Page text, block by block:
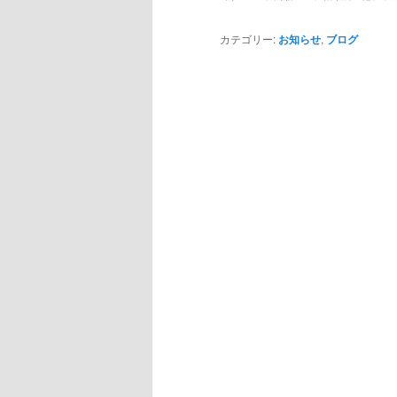
カテゴリー: お知らせ, ブログ